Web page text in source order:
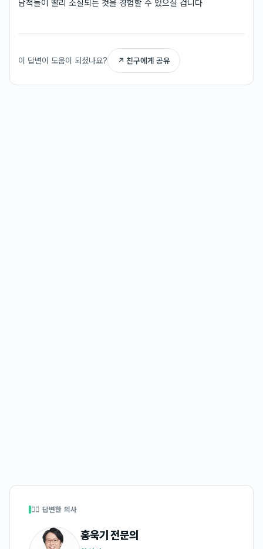
담적들이 빨리 소실되는 것을 경험할 수 있으실 겁니다
이 답변이 도움이 되셨나요? ↗ 친구에게 공유
👩‍⚕️ 답변한 의사
홍욱기전문의